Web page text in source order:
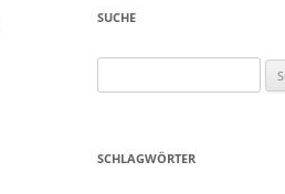
SUCHE
nach:
SCHLAGWÖRTER